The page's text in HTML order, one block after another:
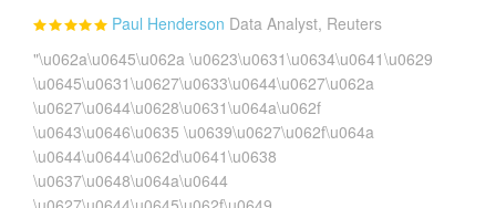
Paul Henderson Data Analyst, Reuters
"\u062a\u0645\u062a \u0623\u0631\u0634\u0641\u0629
\u0645\u0631\u0627\u0633\u0644\u0627\u062a
\u0627\u0644\u0628\u0631\u064a\u062f
\u0643\u0646\u0635 \u0639\u0627\u062f\u064a
\u0644\u0644\u062d\u0641\u0638
\u0637\u0648\u064a\u0644